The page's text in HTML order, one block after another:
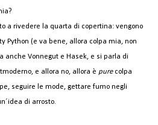
a rivedere la quarta di copertina: vengono
Python (e va bene, allora colpa mia, non
anche Vonnegut e Hasek, e si parla di
e allora no, allora è purecolpa
seguire le mode, gettare fumo negli
di arrosto.